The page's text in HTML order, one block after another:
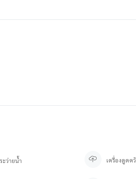
ะว่ายน้ำ เครื่องดูดค